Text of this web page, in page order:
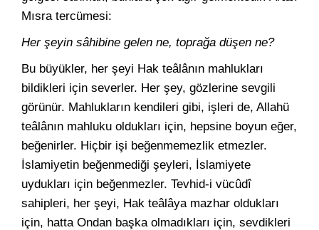
Mısra tercümesi:
Her şeyin sâhibine gelen ne, toprağa düşen ne?
Bu büyükler, her şeyi Hak teâlânın mahlukları
bildikleri için severler. Her şey, gözlerine sevgili
görünür. Mahlukların kendileri gibi, işleri de, Allahü
teâlânın mahluku oldukları için, hepsine boyun eğer,
beğenirler. Hiçbir işi beğenmemezlik etmezler.
İslamiyetin beğenmediği şeyleri, İslamiyete
uydukları için beğenmezler. Tevhid-i vücûdî
sahipleri, her şeyi, Hak teâlâya mazhar oldukları
için, hatta Ondan başka olmadıkları için, sevdikleri